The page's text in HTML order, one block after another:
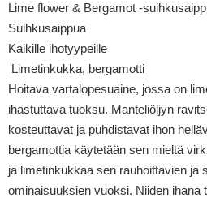
Lime flower & Bergamot -
Suihkusaippua
Kaikille ihotyypeille
Limetinkukka, bergamotti
Hoitava vartalopesuaine, jossa on
ihastuttava tuoksu. Manteliöljyn
kosteuttavat ja puhdistavat ihon
bergamottia käytetään sen mieltä
ja limetinkukkaa sen rauhoittavien ja
ominaisuuksien vuoksi. Niiden ihana